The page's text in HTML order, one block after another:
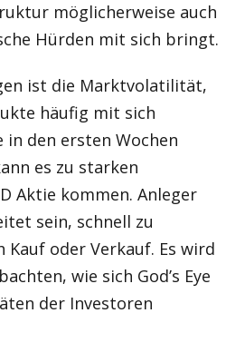
möglicherweise auch
Hürden mit sich bringt.
ist die Marktvolatilität,
häufig mit sich
in den ersten Wochen
es zu starken
Aktie kommen. Anleger
sein, schnell zu
Kauf oder Verkauf. Es wird
wie sich God’s Eye
der Investoren